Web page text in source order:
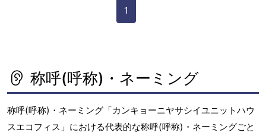
1
称呼(呼称)・ネーミング
称呼(呼称)・ネーミング「カンキョーニヤサシイユニットハウ
スエコフィス」における代表的な称呼(呼称)・ネーミングごと